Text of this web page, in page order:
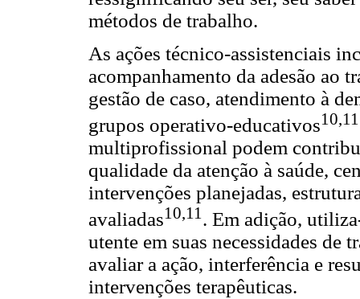
métodos de trabalho.
As ações técnico-assistenciais
acompanhamento da adesão ao
gestão de caso, atendimento à
grupos operativo-educativos10,11
multiprofissional podem
qualidade da atenção à saúde,
intervenções planejadas,
avaliadas10,11 . Em adição,
utente em suas necessidades de
avaliar a ação, interferência e
intervenções terapêuticas.